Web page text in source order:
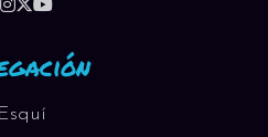
Esquí